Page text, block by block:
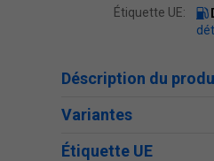
Étiquette UE:
Déscription du
Variantes
Étiquette UE